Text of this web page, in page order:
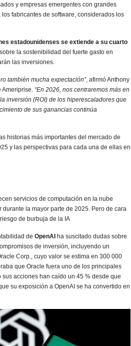
y empresas emergentes con grandes
fabricantes de software, considerados los
estadounidenses se extiende a su cuarto
la sostenibilidad del fuerte gasto en
las inversiones.
también mucha expectación”, afirmó Anthony
“En 2026, nos centraremos más en
inversión (ROI) de los hiperescaladores que
de sus ganancias continúa
historias más importantes del mercado de
y las perspectivas para cada una de ellas en
servicios de computación en la nube
la mayor parte de 2025. Pero de cara
de burbuja de la IA
de OpenAI ha suscitado dudas sobre
de inversión, incluyendo un
Corp., cuyo valor se estima en 300 000
que Oracle fuera uno de los principales
acciones han caído un 45 % desde que
su exposición a OpenAI se ha convertido en